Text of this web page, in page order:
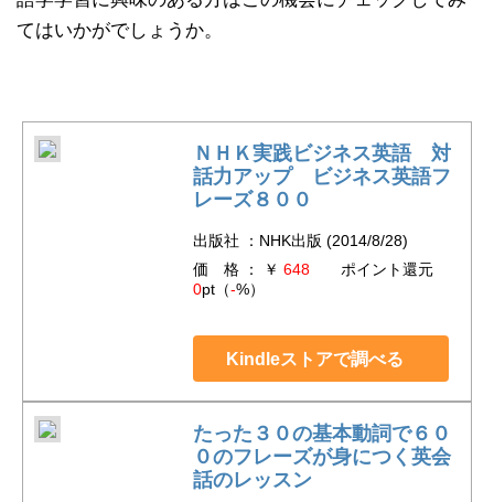
てはいかがでしょうか。
ＮＨＫ実践ビジネス英語 対
話力アップ ビジネス英語フ
レーズ８００
出版社 ：NHK出版 (2014/8/28)
価 格 ： ￥ 648ポイント還元
0pt（-%）
Kindleストアで調べる
たった３０の基本動詞で６０
０のフレーズが身につく英会
話のレッスン